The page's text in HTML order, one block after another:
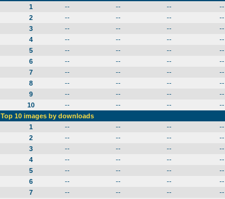
1
-- -- --
--
2
-- -- --
--
3
-- -- --
--
4
-- -- --
--
5
-- -- --
--
6
-- -- --
--
7
-- -- --
--
8
-- -- --
--
9
-- -- --
--
10
-- -- --
--
Top 10 images by downloads
1
-- -- --
--
2
-- -- --
--
3
-- -- --
--
4
-- -- --
--
5
-- -- --
--
6
-- -- --
--
7
-- -- -- --